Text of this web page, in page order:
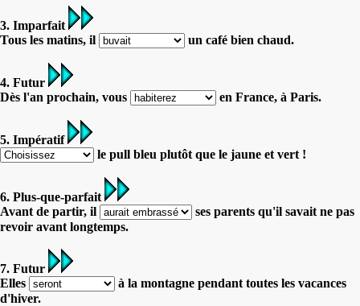
3. Imparfait
Tous les matins, il
un café bien chaud.
4. Futur
Dès l'an prochain, vous
en France, à Paris.
5. Impératif
le pull bleu plutôt que le jaune et vert !
6. Plus-que-parfait
Avant de partir, il
ses parents qu'il savait ne pas
revoir avant longtemps.
7. Futur
Elles
à la montagne pendant toutes les vacances
d'hiver.